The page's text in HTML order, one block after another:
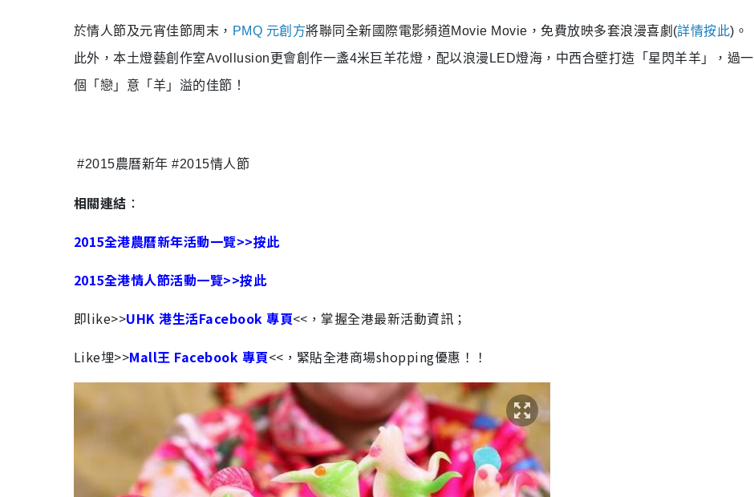
於情人節及元宵佳節周末， PMQ 元創方將聯同全新國際電影頻道Movie Movie ，免費放映多套浪漫喜劇 (詳情按此) 。
此外，本土燈藝創作室Avollusion 更會創作一盞4米巨羊花燈，配以浪漫 LED燈海，中西合壁打造「星閃羊羊」，過一
個「戀」意「羊」溢的佳節！
#2015農曆新年 #2015情人節
相關連結 ：
2015全港農曆新年活動一覽>>按此
2015全港情人節活動一覽>>按此
即like>>UHK 港生活Facebook 專頁<<，掌握全港最新活動資訊；
Like埋>>Mall王 Facebook 專頁<<，緊貼全港商場shopping優惠！！